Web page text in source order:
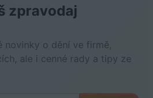
zpravodaj
novinky o dění ve firmě,
ale i cenné rady a tipy ze